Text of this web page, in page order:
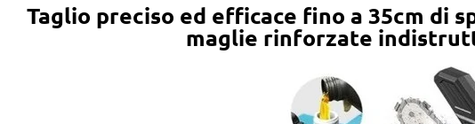
Taglio preciso ed efficace fino a 35cm di
maglie rinforzate